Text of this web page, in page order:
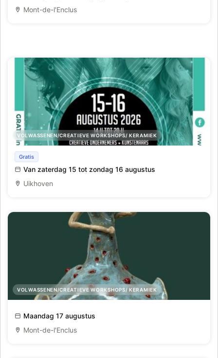
Mont-de-l'Enclus
VOLWASSENEN/CREATIEVE WORKSHOPS/ KERAMIEK
Puur Uniek
Gratis
Van zaterdag 15 tot zondag 16 augustus
Uikhoven
VOLWASSENEN/CREATIEVE WORKSHOPS/ KERAMIEK
Zomerse Boetseerdagen
Maandag 17 augustus
Mont-de-l'Enclus